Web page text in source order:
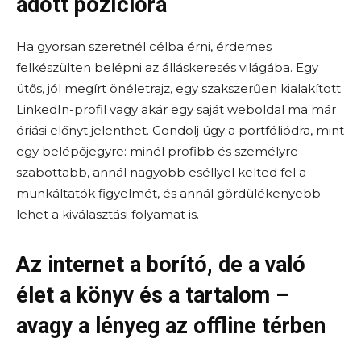
Ha gyorsan szeretnél célba érni, érdemes
felkészülten belépni az álláskeresés világába. Egy
ütős, jól megírt önéletrajz, egy szakszerűen kialakított
LinkedIn-profil vagy akár egy saját weboldal ma már
óriási előnyt jelenthet. Gondolj úgy a portfóliódra, mint
egy belépőjegyre: minél profibb és személyre
szabottabb, annál nagyobb eséllyel kelted fel a
munkáltatók figyelmét, és annál gördülékenyebb
lehet a kiválasztási folyamat is.
Az internet a borító, de a való
élet a könyv és a tartalom –
avagy a lényeg az offline térben